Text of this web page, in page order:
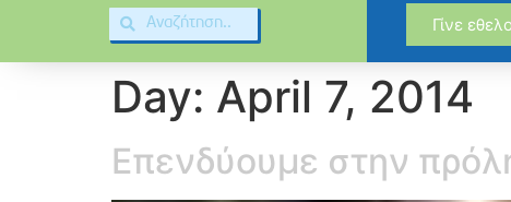
Γίνε
Day: April 7, 2014
Επενδύουμε στην